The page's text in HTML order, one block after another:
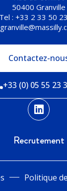
50400 Granville
Tel : +33 2 33 50
Contactez-
+33 (0) 05 55 23
Recrutement
Politique